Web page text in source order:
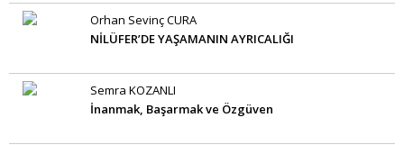
Orhan Sevinç CURA
NİLÜFER’DE YAŞAMANIN AYRICALIĞI
Semra KOZANLI
İnanmak, Başarmak ve Özgüven